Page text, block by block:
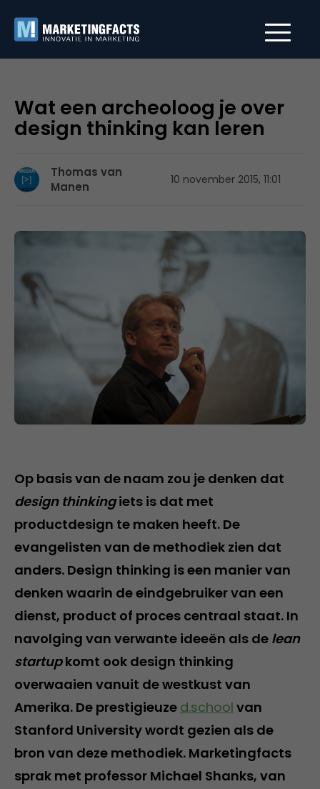
Wat een archeoloog je over
design thinking kan leren
Thomas van
Manen
10 november 2015, 11:01
Op basis van de naam zou je denken dat
design thinkingiets is dat met
productdesign te maken heeft. De
evangelisten van de methodiek zien dat
anders. Design thinking is een manier van
denken waarin de eindgebruiker van een
dienst, product of proces centraal staat. In
navolging van verwante ideeën als de lean
startupkomt ook design thinking
overwaaien vanuit de westkust van
Amerika. De prestigieuze d.school van
Stanford University wordt gezien als de
bron van deze methodiek. Marketingfacts
sprak met professor Michael Shanks, van